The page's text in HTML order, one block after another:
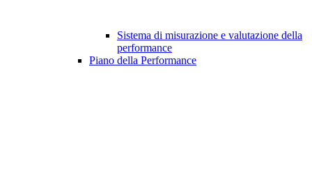
Sistema di misurazione e valutazione della
performance
Piano della Performance